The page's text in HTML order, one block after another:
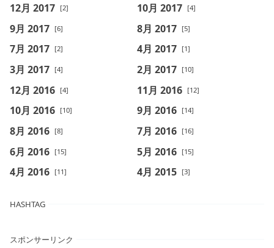
12月 2017 [2] 10月 2017 [4]
9月 2017 [6] 8月 2017 [5]
7月 2017 [2] 4月 2017 [1]
3月 2017 [4] 2月 2017 [10]
12月 2016 [4] 11月 2016 [12]
10月 2016 [10] 9月 2016 [14]
8月 2016 [8] 7月 2016 [16]
6月 2016 [15] 5月 2016 [15]
4月 2016 [11] 4月 2015 [3]
HASHTAG
スポンサーリンク